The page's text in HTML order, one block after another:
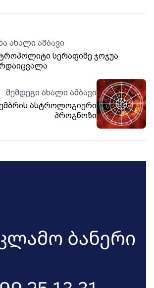
ახალი ამბავი
სერაფიმე ჯოჯუა
შემდეგი ახალი ამბავი
ასტროლოგიური
პროგნოზი